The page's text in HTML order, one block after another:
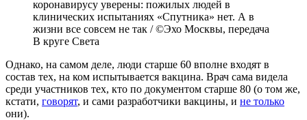
коронавирусу уверены: пожилых людей в
клинических испытаниях «Спутника» нет. А в
жизни все совсем не так / ©Эхо Москвы, передача
В круге Света
Однако, на самом деле, люди старше 60 вполне входят в
состав тех, на ком испытывается вакцина. Врач сама видела
среди участников тех, кто по документом старше 80 (о том же,
кстати, говорят, и сами разработчики вакцины, и не только
они).